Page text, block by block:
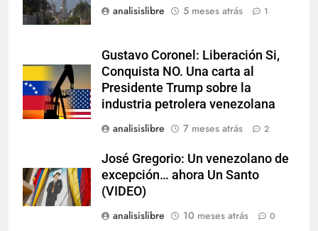
analisislibre
5 meses atrás 1
Gustavo Coronel: Liberación Si,
Conquista NO. Una carta al
Presidente Trump sobre la
industria petrolera venezolana
analisislibre
7 meses atrás 2
José Gregorio: Un venezolano de
excepción… ahora Un Santo
(VIDEO)
analisislibre
10 meses atrás 0